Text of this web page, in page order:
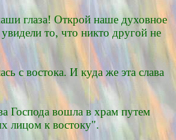
глаза! Открой наше духовное
то, что никто другой не
с востока. И куда же эта слава
Господа вошла в храм путем
лицом к востоку".